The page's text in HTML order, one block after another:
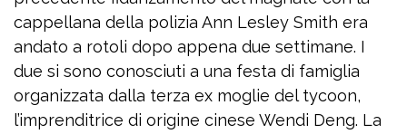
cappellana della polizia Ann Lesley Smith era
andato a rotoli dopo appena due settimane. I
due si sono conosciuti a una festa di famiglia
organizzata dalla terza ex moglie del tycoon,
l’imprenditrice di origine cinese Wendi Deng. La